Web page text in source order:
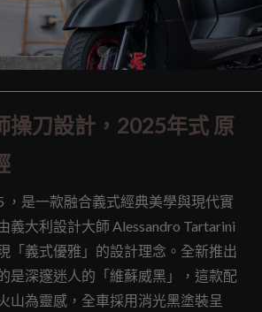
操刀設計，2025年式 原
，是一款融合義式經典美學與現代實
義大利設計大師 Alessandro Tartarini
「義式優雅」的設計理念。全新推出
是深邃迷人的「維蘇威黑」，這款配
山為靈感，全車採用消光黑塗裝呈